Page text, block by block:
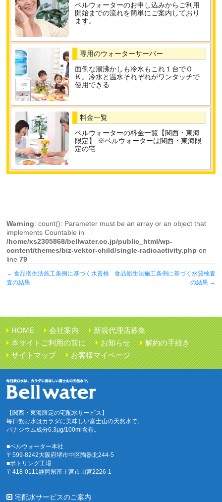
ベルウォーターのお申し込みからご利用
開始までの流れを簡単にご案内しており
ます。
専用のウォーターサーバー
面倒な湯沸かしも冷水もこれ１台でＯ
Ｋ。冷水と温水それぞれがワンタッチで
使用できる
料金一覧
ベルウォーターの料金一覧【関西・東海
限定】 ※ベルウォーターは関西・東海限
定の宅
Warning: count(): Parameter must be an array or an object that
implements Countable in
/home/xs2305868/bellwater.co.jp/public_html/wp-
content/themes/biz-vektor-child/single-radioactivity.php on
line79
← 食品衛生法施工条例に基づく水質検
査の結果
食品衛生法施工条例に基づく水質検査
の結果 →
HOME 会社案内
新規代理店募集
本サイトご利用の前に
お知らせ
解約の手続き
サイトマップ
お客様マイページ
【関西・東海限定の宅配水サービス】
毎日飲む水はカラダに美味しい富士山の天然水で。
バナジウム成分6.3μg/100ml含有。
■ベルウォーター本社
〒599-8242大阪府堺市中区陶器北244-5
■ボトリング工場
〒418-0111静岡県富士宮市山宮2226-1
宅配水サービスのご案内